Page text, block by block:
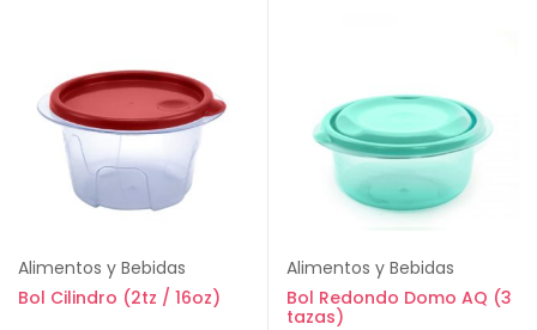
Alimentos y Bebidas
Bol Cilindro (2tz / 16oz)
Alimentos y Bebidas
Bol Redondo Domo AQ (3
tazas)